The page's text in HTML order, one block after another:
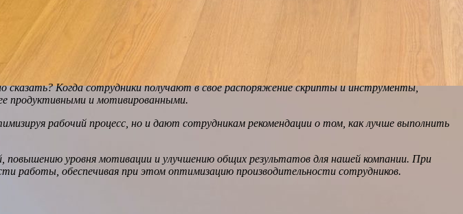
Когда сотрудники получают в свое распоряжение скрипты и инструменты,
продуктивными и мотивированными.
рабочий процесс, но и дают сотрудникам рекомендации о том, как лучше выполнить
уровня мотивации и улучшению общих результатов для нашей компании. При
работы, обеспечивая при этом оптимизацию производительности сотрудников.